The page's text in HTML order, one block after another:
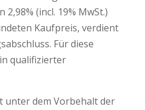
(incl. 19% MwSt.)
Kaufpreis, verdient
Für diese
qualifizierter
unter dem Vorbehalt der